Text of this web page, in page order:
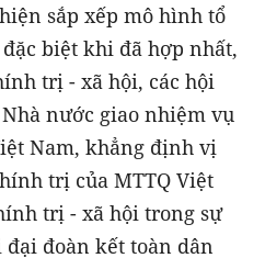
sắp xếp mô hình tổ
biệt khi đã hợp nhất,
trị - xã hội, các hội
nước giao nhiệm vụ
Nam, khẳng định vị
trị của MTTQ Việt
trị - xã hội trong sự
đoàn kết toàn dân